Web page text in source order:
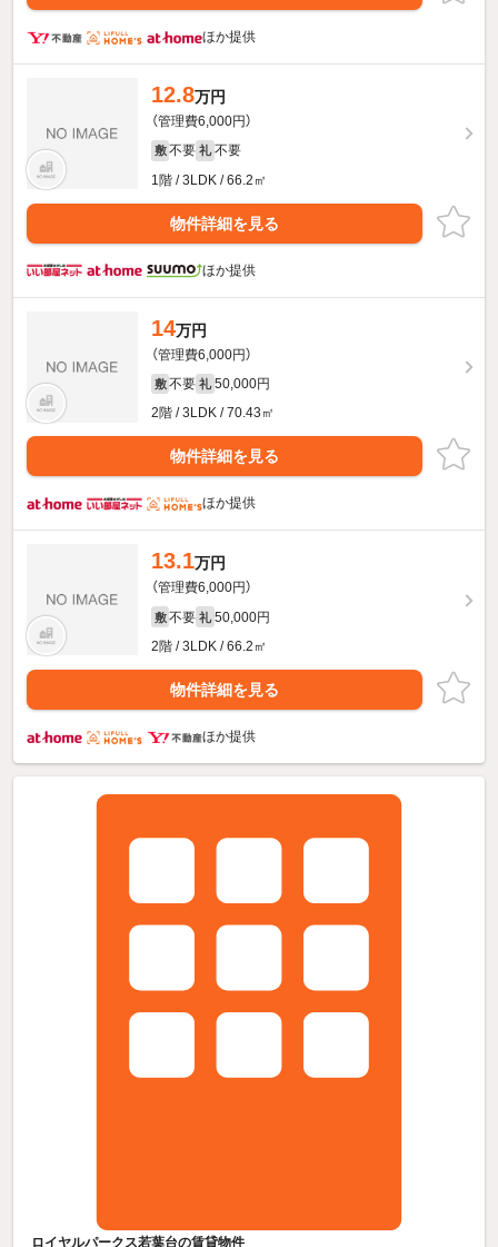
ほか提供
12.8万円
（管理費6,000円）
敷 不要 礼 不要
1階 / 3LDK / 66.2㎡
物件詳細を見る
ほか提供
14万円
（管理費6,000円）
敷 不要 礼 50,000円
2階 / 3LDK / 70.43㎡
物件詳細を見る
ほか提供
13.1万円
（管理費6,000円）
敷 不要 礼 50,000円
2階 / 3LDK / 66.2㎡
物件詳細を見る
ほか提供
ロイヤルパークス若葉台の賃貸物件